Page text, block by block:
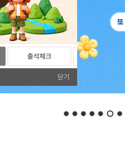
출석체크 리뷰
닫기